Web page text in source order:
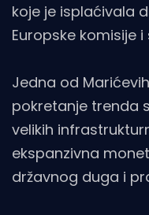
koje je isplaćivala
Europske komisije
Jedna od
pokretanje trenda
velikih
ekspanzivna
državnog duga i